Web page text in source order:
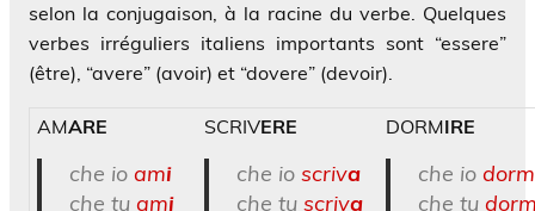
selon la conjugaison, à la racine du verbe. Quelques
verbes irréguliers italiens importants sont “essere”
(être), “avere” (avoir) et “dovere” (devoir).
AMARE
che io ami
che tu ami
SCRIVERE
che io scriva
che tu scriva
DORMIRE
che io dorm
che tu